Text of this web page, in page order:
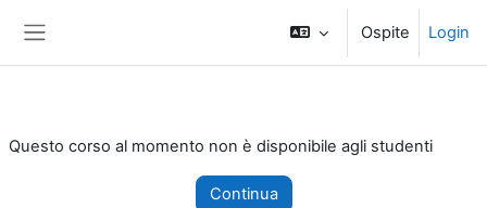
Ospite Login
Questo corso al momento non è disponibile agli studenti
Continua